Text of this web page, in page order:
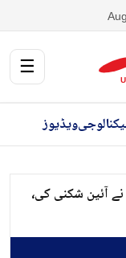
☰
ویڈیوز
آئین شکنی کی،